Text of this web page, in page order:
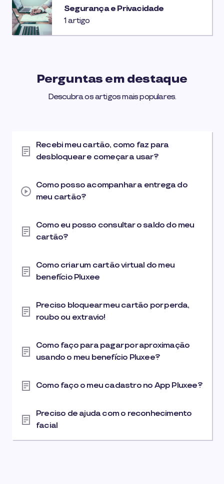
Segurança e Privacidade
1 artigo
Perguntas em destaque
Descubra os artigos mais populares.
Recebi meu cartão, como faz para
desbloquear e começar a usar?
Como posso acompanhar a entrega do
meu cartão?
Como eu posso consultar o saldo do meu
cartão?
Como criar um cartão virtual do meu
benefício Pluxee
Preciso bloquear meu cartão por perda,
roubo ou extravio!
Como faço para pagar por aproximação
usando o meu benefício Pluxee?
Como faço o meu cadastro no App Pluxee?
Preciso de ajuda com o reconhecimento
facial